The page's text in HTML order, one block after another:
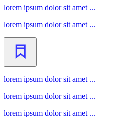
lorem ipsum dolor sit amet ...
lorem ipsum dolor sit amet ...
lorem ipsum dolor sit amet ...
lorem ipsum dolor sit amet ...
lorem ipsum dolor sit amet ...